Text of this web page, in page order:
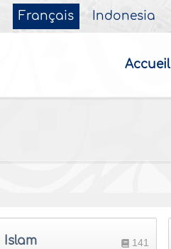
Français Indonesia
Accueil
Islam 141